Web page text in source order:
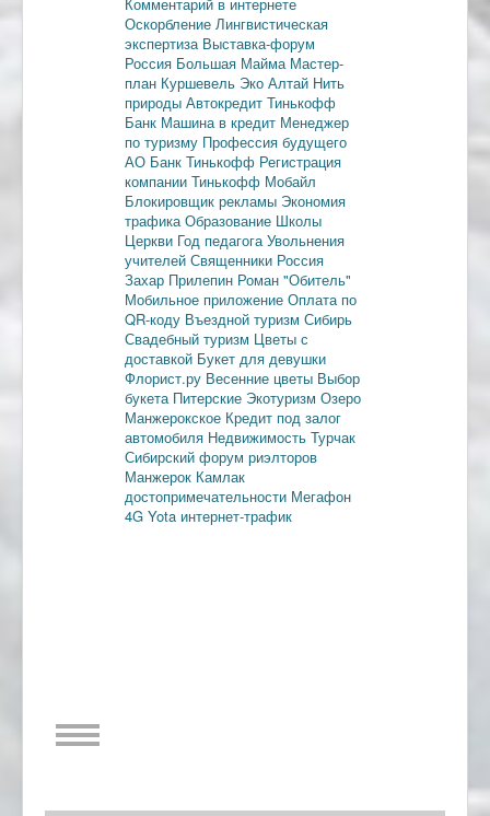
Комментарий в интернете
Оскорбление Лингвистическая
экспертиза Выставка-форум
Россия Большая Майма Мастер-
план Куршевель Эко Алтай Нить
природы Автокредит Тинькофф
Банк Машина в кредит Менеджер
по туризму Профессия будущего
АО Банк Тинькофф Регистрация
компании Тинькофф Мобайл
Блокировщик рекламы Экономия
трафикаОбразование Школы
Церкви Год педагогаУвольнения
учителей Священники Россия
Захар Прилепин Роман "Обитель"
Мобильное приложение Оплата по
QR-коду Въездной туризм Сибирь
Свадебный туризм Цветы с
доставкой Букет для девушки
Флорист.ру Весенние цветы Выбор
букета Питерские Экотуризм Озеро
Манжерокское Кредит под залог
автомобиля Недвижимость Турчак
Сибирский форум риэлторов
Манжерок Камлак
достопримечательности Мегафон
4G Yota интернет-трафик